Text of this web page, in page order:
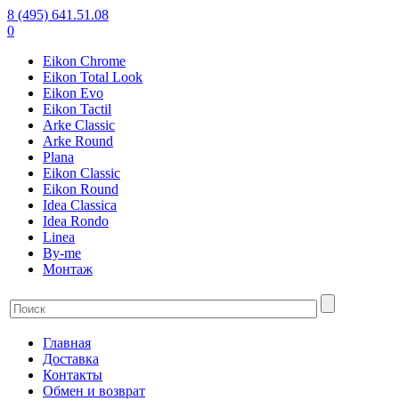
8 (495) 641.51.08
0
Eikon Chrome
Eikon Total Look
Eikon Evo
Eikon Tactil
Arke Classic
Arke Round
Plana
Eikon Classic
Eikon Round
Idea Classica
Idea Rondo
Linea
By-me
Монтаж
Главная
Доставка
Контакты
Обмен и возврат